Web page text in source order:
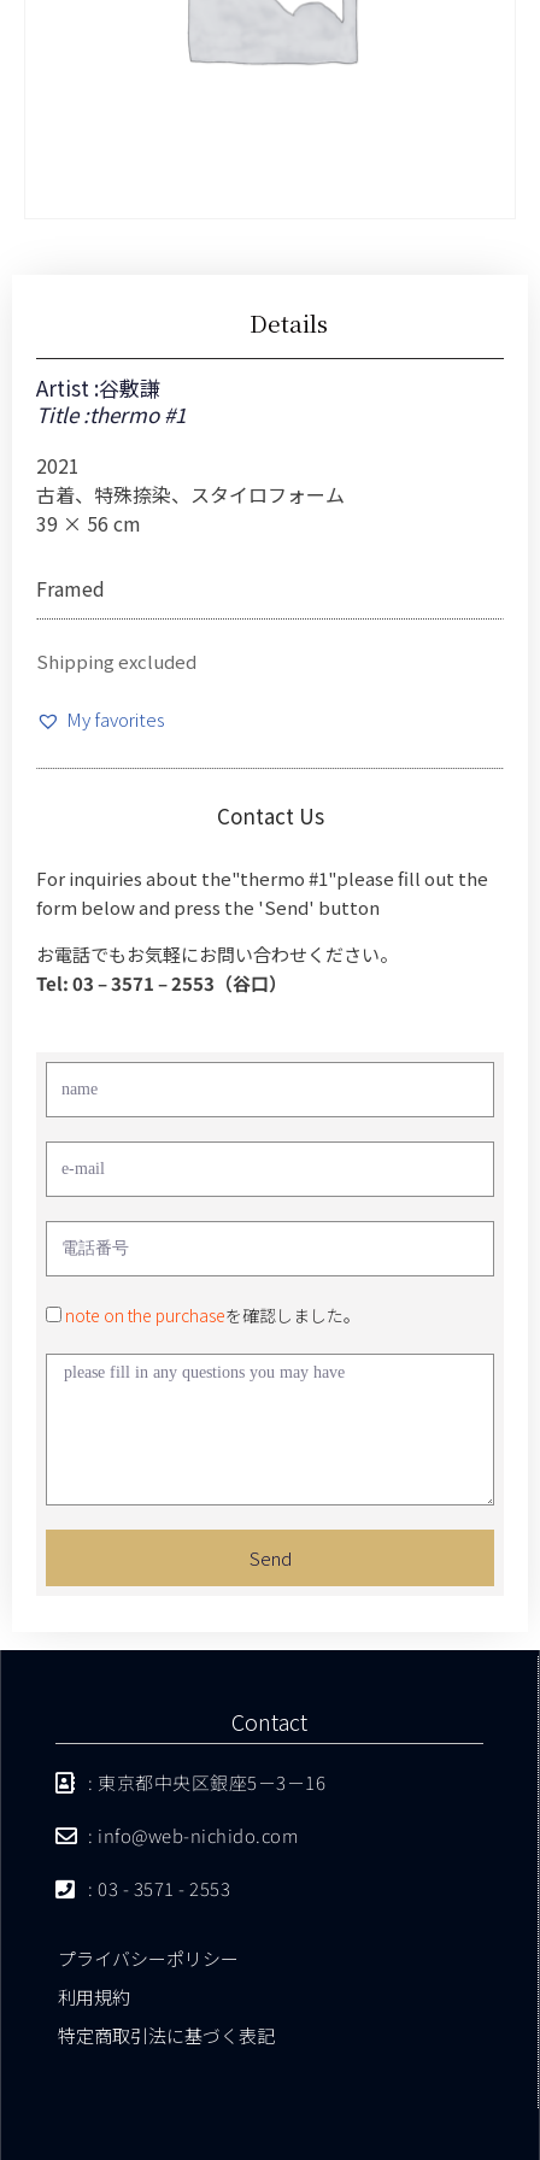
Details
Artist :谷敷謙
Title :thermo #1
2021
古着、特殊捺染、スタイロフォーム
39 × 56 cm
Framed
Shipping excluded
My favorites
Contact Us
For inquiries about the"thermo #1"please fill out the
form below and press the 'Send' button
お電話でもお気軽にお問い合わせください。
Tel: 03 – 3571 – 2553（谷口）
note on the purchaseを確認しました。
Send
Contact
: 東京都中央区銀座5－3－16
: info@web-nichido.com
: 03 - 3571 - 2553
プライバシーポリシー
利用規約
特定商取引法に基づく表記